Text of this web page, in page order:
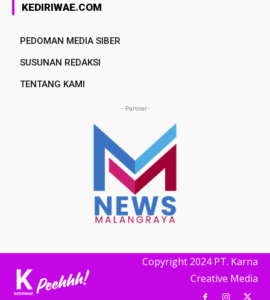
KEDIRIWAE.COM
PEDOMAN MEDIA SIBER
SUSUNAN REDAKSI
TENTANG KAMI
- Partner-
Copyright 2024 PT. Karna
Creative Media